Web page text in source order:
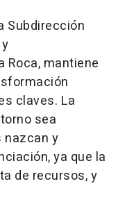
Subdirección
Roca, mantiene
claves. La
sea
nazcan y
ya que la
de recursos, y